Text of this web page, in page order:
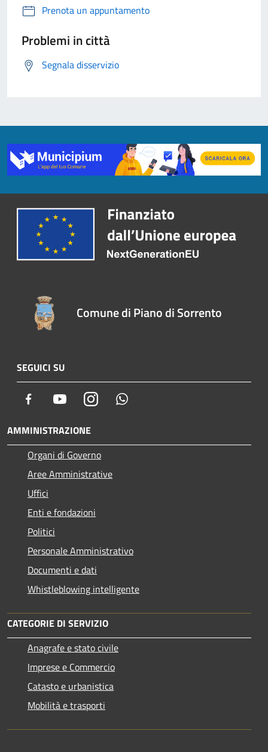
Prenota un appuntamento
Problemi in città
Segnala disservizio
Comune di Piano di Sorrento
SEGUICI SU
Facebook YoutubeInstagram
AMMINISTRAZIONE
Organi di Governo
Aree Amministrative
Uffici
Enti e fondazioni
Politici
Personale Amministrativo
Documenti e dati
Whistleblowing intelligente
CATEGORIE DI SERVIZIO
Anagrafe e stato civile
Imprese e Commercio
Catasto e urbanistica
Mobilità e trasporti